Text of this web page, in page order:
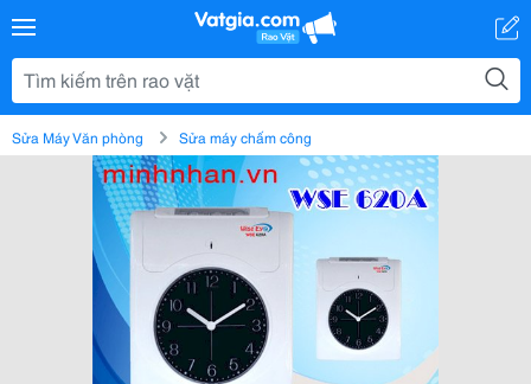
Sửa Máy Văn phòng Sửa máy chấm công